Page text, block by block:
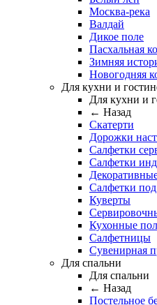
Москва-река
Валдай
Дикое поле
Пасхальная
Зимняя
Новогодняя
Для кухни и
Для кухни и
← Назад
Скатерти
Дорожки
Салфетки
Салфетки
Салфетки
Куверты
Кухонные
Салфетницы
Сувенирная
Для спальни
Для спальни
← Назад
Постельное